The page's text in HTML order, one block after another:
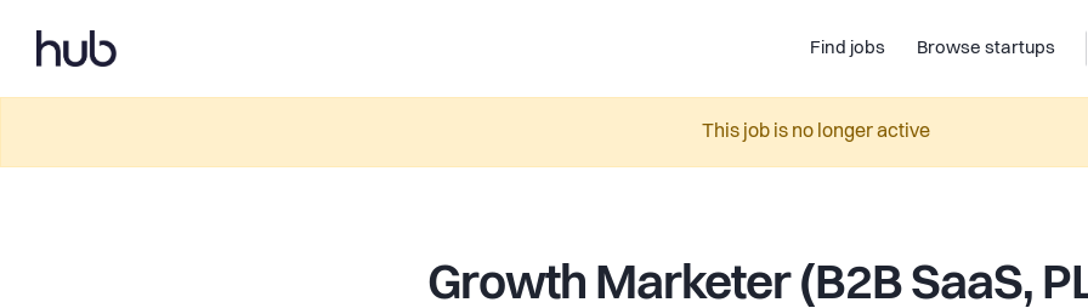
Find jobs Browse startups
This job is no longer active
Growth Marketer (B2B SaaS,